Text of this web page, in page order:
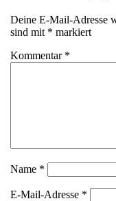
Deine E-Mail-Adresse
sind mit * markiert
Kommentar *
Name *
E-Mail-Adresse *